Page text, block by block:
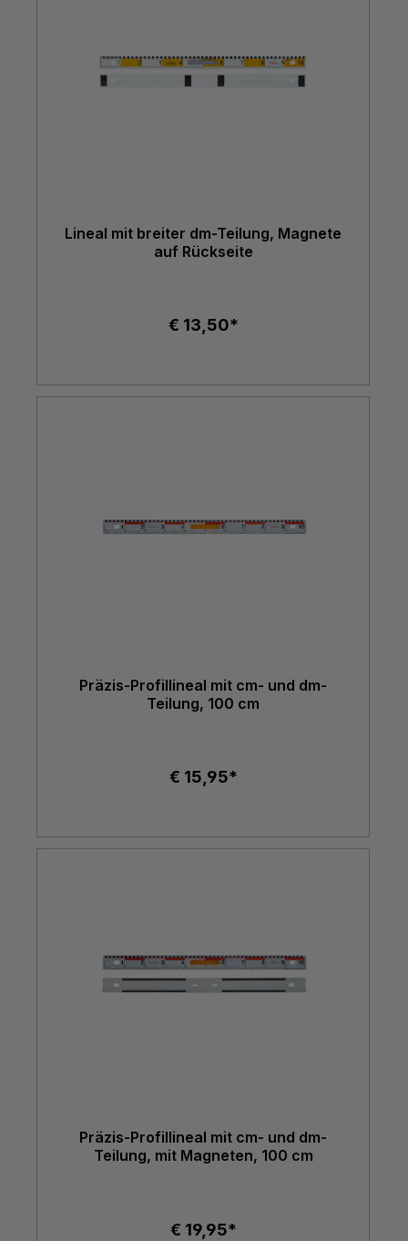
Lineal mit breiter dm-Teilung, Magnete
auf Rückseite
€ 13,50*
Präzis-Profillineal mit cm- und dm-
Teilung, 100 cm
€ 15,95*
Präzis-Profillineal mit cm- und dm-
Teilung, mit Magneten, 100 cm
€ 19,95*